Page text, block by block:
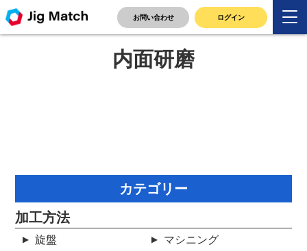
お問い合わせ ログイン
TOP> 案件実績 内面研磨
内面研磨
カテゴリー
加工方法
旋盤
マシニング